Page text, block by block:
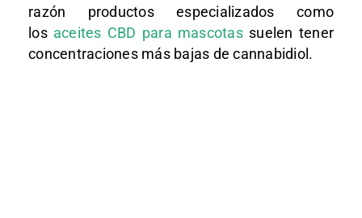
razón productos especializados como
los aceites CBD para mascotassuelen tener
concentraciones más bajas de cannabidiol.